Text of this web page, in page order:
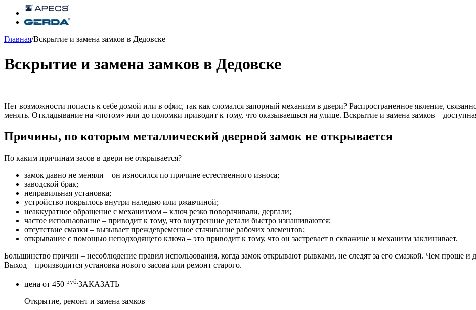
Главная/Вскрытие и замена замков в Дедовске
Вскрытие и замена замков в Дедовске
Нет возможности попасть к себе домой или в офис, так как сломался запорный механизм в двери? Распространенное явление,
менять. Откладывание на «потом» или до поломки приводит к тому, что оказываешься на улице. Вскрытие и замена замков –
Причины, по которым металлический дверной замок не открывается
По каким причинам засов в двери не открывается?
замок давно не меняли – он износился по причине естественного износа;
заводской брак;
неправильная установка;
устройство покрылось внутри наледью или ржавчиной;
неаккуратное обращение с механизмом – ключ резко поворачивали, дергали;
частое использование – приводит к тому, что внутренние детали быстро изнашиваются;
отсутствие смазки – вызывает преждевременное стачивание рабочих элементов;
открывание с помощью неподходящего ключа – это приводит к тому, что он застревает в скважине и механизм заклинивает.
Большинство причин – несоблюдение правил использования, когда замок открывают рывками, не следят за его смазкой. Чем проще и
Выход – производится установка нового засова или ремонт старого.
цена от 450 руб. ЗАКАЗАТЬ
Открытие, ремонт и замена замков